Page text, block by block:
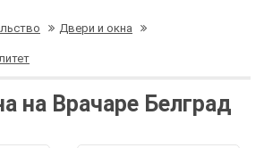
Двери и окна
на Врачаре Белград